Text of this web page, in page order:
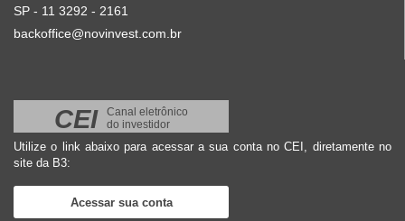
SP - 11 3292 - 2161
backoffice@novinvest.com.br
CEI
Canal eletrônico
do investidor
Utilize o link abaixo para acessar a sua conta no CEI, diretamente no
site da B3:
Acessar sua conta